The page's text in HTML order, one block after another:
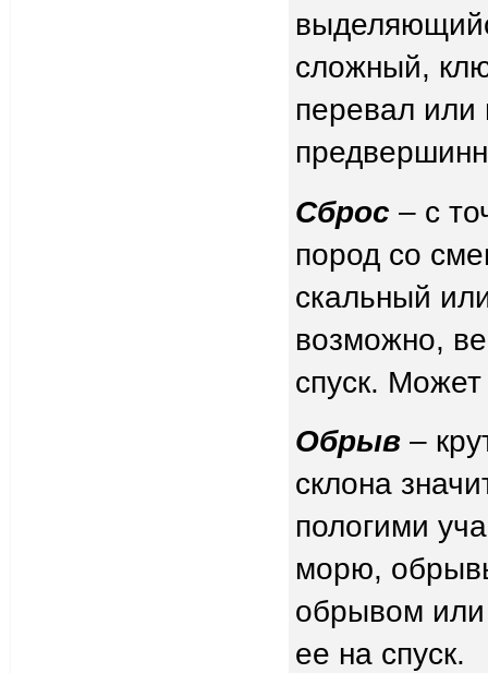
сложный,
перевал
Сброс – с
пород со
скальный
возможно,
спуск.
Обрыв –
склона
пологими
морю,
обрывом или
ее на спуск.